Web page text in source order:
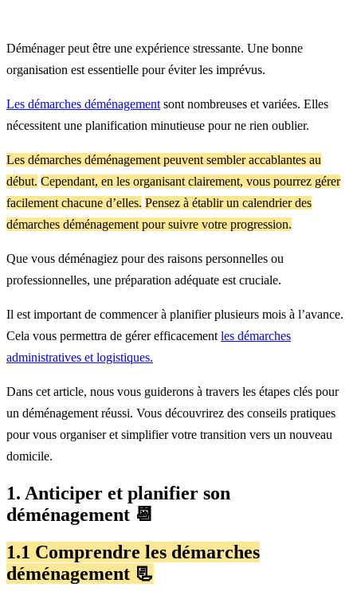
Déménager peut être une expérience stressante. Une bonne
organisation est essentielle pour éviter les imprévus.
Les démarches déménagement sont nombreuses et variées. Elles
nécessitent une planification minutieuse pour ne rien oublier.
Les démarches déménagement peuvent sembler accablantes au
début. Cependant, en les organisant clairement, vous pourrez gérer
facilement chacune d’elles. Pensez à établir un calendrier des
démarches déménagement pour suivre votre progression.
Que vous déménagiez pour des raisons personnelles ou
professionnelles, une préparation adéquate est cruciale.
Il est important de commencer à planifier plusieurs mois à l’avance.
Cela vous permettra de gérer efficacement les démarches
administratives et logistiques.
Dans cet article, nous vous guiderons à travers les étapes clés pour
un déménagement réussi. Vous découvrirez des conseils pratiques
pour vous organiser et simplifier votre transition vers un nouveau
domicile.
1. Anticiper et planifier son
déménagement 📆
1.1 Comprendre les démarches
déménagement 📃